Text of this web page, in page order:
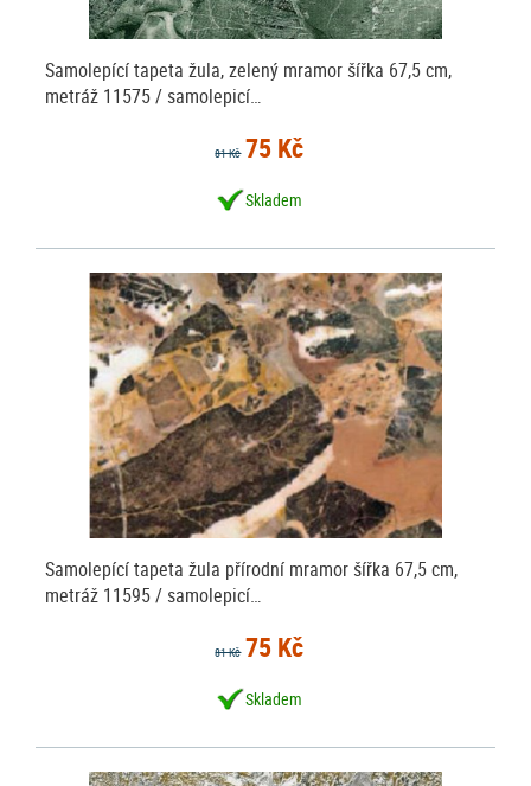
Samolepící tapeta žula, zelený mramor šířka 67,5 cm,
metráž 11575 / samolepicí…
81 Kč 75 Kč
Skladem
Samolepící tapeta žula přírodní mramor šířka 67,5 cm,
metráž 11595 / samolepicí…
81 Kč 75 Kč
Skladem